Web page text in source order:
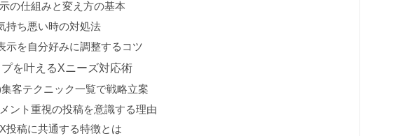
の仕組みと変え方の基本
持ち悪い時の対処法
示を自分好みに調整するコツ
を叶えるXニーズ対応術
客テクニック一覧で戦略立案
ント重視の投稿を意識する理由
投稿に共通する特徴とは